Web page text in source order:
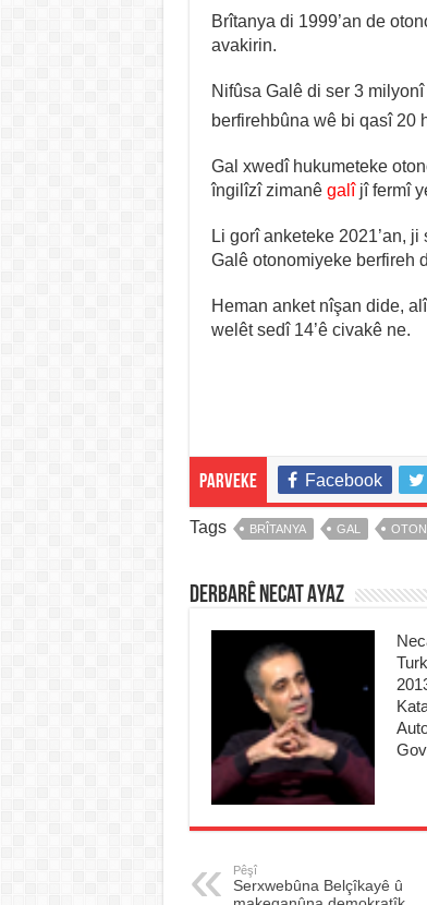
Brîtanya di 1999’an de
avakirin.
Nifûsa Galê di ser 3 milyonî
berfirehbûna wê bi qasî 20
Gal xwedî hukumeteke
îngilîzî zimanê galî jî fermî
Li gorî anketeke 2021’an, ji
Galê otonomiyeke berfireh
Heman anket nîşan dide,
welêt sedî 14’ê civakê ne.
Parveke Facebook
Tags BRÎTANYA GAL
Derbarê Necat Ayaz
Pêşî
Serxwebûna Belçîkayê û